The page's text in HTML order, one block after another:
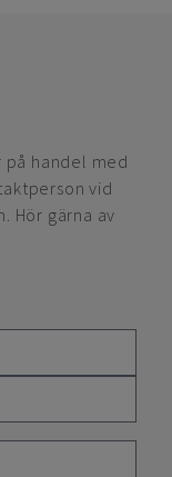
på handel med
vid
Hör gärna av